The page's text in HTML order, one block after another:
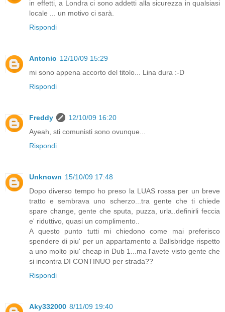
in effetti, a Londra ci sono addetti alla sicurezza in qualsiasi
locale ... un motivo ci sarà.
Rispondi
Antonio 12/10/09 15:29
mi sono appena accorto del titolo... Lina dura :-D
Rispondi
Freddy
12/10/09 16:20
Ayeah, sti comunisti sono ovunque...
Rispondi
Unknown 15/10/09 17:48
Dopo diverso tempo ho preso la LUAS rossa per un breve
tratto e sembrava uno scherzo...tra gente che ti chiede
spare change, gente che sputa, puzza, urla..definirli feccia
e' riduttivo, quasi un complimento..
A questo punto tutti mi chiedono come mai preferisco
spendere di piu' per un appartamento a Ballsbridge rispetto
a uno molto piu' cheap in Dub 1...ma l'avete visto gente che
si incontra DI CONTINUO per strada??
Rispondi
Aky332000 8/11/09 19:40